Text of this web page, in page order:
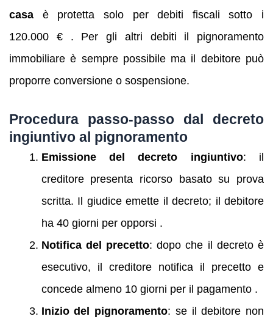
casa è protetta solo per debiti fiscali sotto i
120.000 € . Per gli altri debiti il pignoramento
immobiliare è sempre possibile ma il debitore può
proporre conversione o sospensione.
Procedura passo‑passo dal decreto
ingiuntivo al pignoramento
Emissione del decreto ingiuntivo: il
creditore presenta ricorso basato su prova
scritta. Il giudice emette il decreto; il debitore
ha 40 giorni per opporsi .
Notifica del precetto: dopo che il decreto è
esecutivo, il creditore notifica il precetto e
concede almeno 10 giorni per il pagamento .
Inizio del pignoramento: se il debitore non